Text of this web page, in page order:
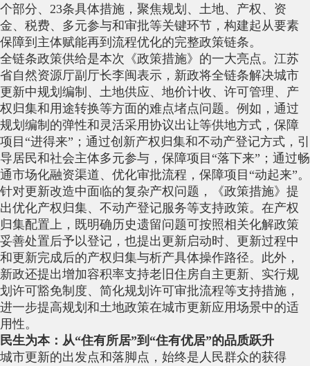
个部分、23条具体措施，聚焦规划、土地、产权、资
金、税费、多元参与和审批等关键环节，构建起从要素
保障到主体赋能再到流程优化的完整政策链条。
全链条政策供给是本次《政策措施》的一大亮点。江苏
省自然资源厅副厅长李闽表示，新政将全链条解决城市
更新中规划编制、土地供应、地价计收、许可管理、产
权归集和用途转换等方面的难点堵点问题。例如，通过
规划编制的弹性和灵活采用协议出让等供地方式，保障
项目“进得来”；通过创新产权归集和不动产登记方式，引
导居民和社会主体多元参与，保障项目“落下来”；通过畅
通市场化融资渠道、优化审批流程，保障项目“动起来”。
针对更新改造中面临的复杂产权问题，《政策措施》提
出优化产权归集、不动产登记服务等支持政策。在产权
归集配置上，既明确历史遗留问题可按照相关化解政策
妥善处置后予以登记，也提出更新启动时、更新过程中
和更新完成后的产权归集与析产具体操作路径。此外，
新政还提出增加容积率支持老旧住房自主更新、实行规
划许可豁免制度、简化规划许可审批流程等支持措施，
进一步提高规划和土地政策在城市更新应用场景中的适
用性。
民生为本：从“住有所居”到“住有优居”的品质跃升
城市更新的出发点和落脚点，始终是人民群众的获得